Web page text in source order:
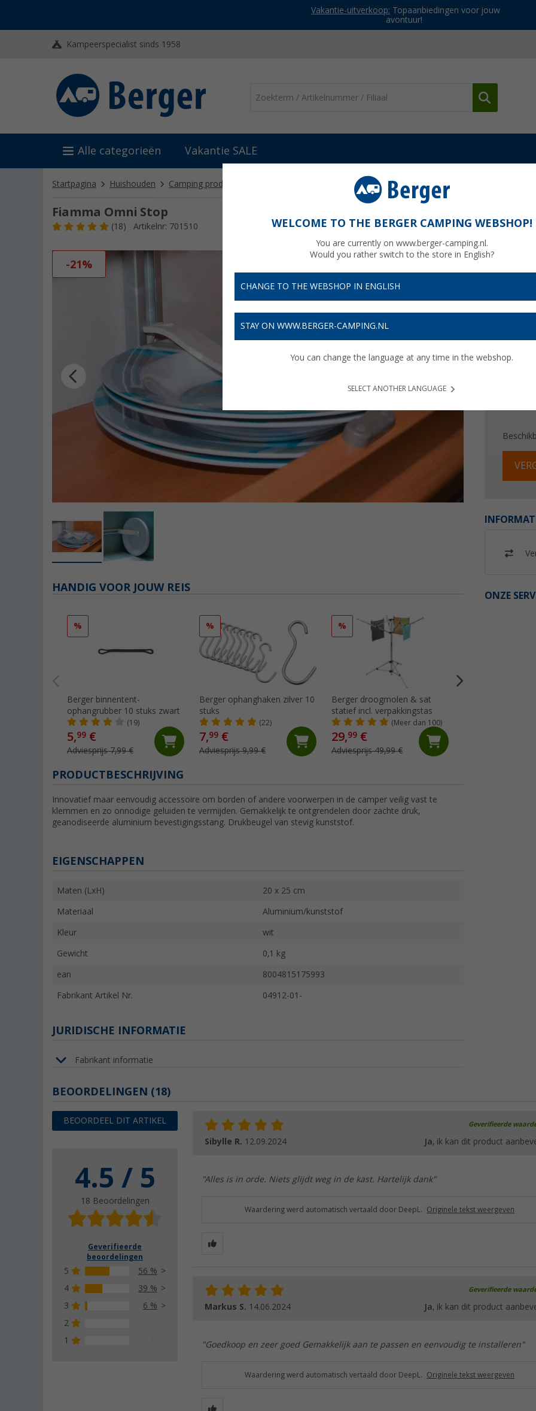
Vakantie-uitverkoop: Topaanbiedingen voor jouw
avontuur!
Kampeerspecialist sinds 1958
Alle categorieën Vakantie SALE
Startpagina Huishouden Camping produkten Fiamma Omni Stop
Fiamma Omni Stop
(18) Artikelnr: 701510
-21%
€
ONZE
HANDIG VOOR JOUW REIS
%
Berger binnentent-
ophangrubber 10 stuks zwart
(19)
5,99 €
Adviesprijs 7,99 €
%
Berger ophanghaken zilver 10
stuks
(22)
7,99 €
Adviesprijs 9,99 €
%
Berger droogmolen & sat
statief incl. verpakkingstas
(Meer dan 100)
29,99 €
Adviesprijs 49,99 €
PRODUCTBESCHRIJVING
Innovatief maar eenvoudig accessoire om borden of andere voorwerpen in de camper veilig vast te
klemmen en zo onnodige geluiden te vermijden. Gemakkelijk te ontgrendelen door zachte druk,
geanodiseerde aluminium bevestigingsstang. Drukbeugel van stevig kunststof.
EIGENSCHAPPEN
Maten (LxH) 20 x 25 cm
Materiaal Aluminium/kunststof
Kleur wit
Gewicht 0,1 kg
ean 8004815175993
Fabrikant Artikel Nr. 04912-01-
JURIDISCHE INFORMATIE
Fabrikant informatie
BEOORDELINGEN (18)
BEOORDEEL DIT ARTIKEL
4.5 / 5
18 Beoordelingen
Geverifieerde
beoordelingen
5
56 %
4
39 %
3
6 %
2
1
Geverifieerde
Sibylle R. 12.09.2024 Ja, ik kan dit product
"Alles is in orde. Niets glijdt weg in de kast. Hartelijk dank"
Waardering werd automatisch vertaald door DeepL. Originele tekst weergeven
Geverifieerde
Markus S. 14.06.2024 Ja, ik kan dit product
"Goedkoop en zeer goed Gemakkelijk aan te passen en eenvoudig te installeren"
Waardering werd automatisch vertaald door DeepL. Originele tekst weergeven
WELCOME TO THE BERGER CAMPING WEBSHOP!
You are currently on www.berger-camping.nl.
Would you rather switch to the store in English?
CHANGE TO THE WEBSHOP IN ENGLISH
STAY ON WWW.BERGER-CAMPING.NL
You can change the language at any time in the webshop.
SELECT ANOTHER LANGUAGE